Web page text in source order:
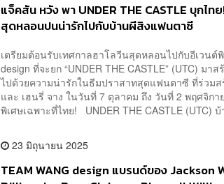
แจ็คสัน หวัง พา UNDER THE CASTLE บุกไ
สุดหลอนปนน่ารักไปกับบ้านผีสิงแฟนตาซี
เตรียมต้อนรับเทศกาลฮาโลวีนสุดหลอนไปกับอีเวนต์พิ
design ที่จะยก “UNDER THE CASTLE” (UTC) ม
ไปด้วยความน่ารักในธีมปราสาทสุดแฟนตาซี ที่ร่วมส
และ เฮนรี่ จาง ในวันที่ 7 ตุลาคม ถึง วันที่ 2 พฤศจิกา
พิเศษเฉพาะที่ไทย! UNDER THE CASTLE (UTC)
23 มิถุนายน 2025
TEAM WANG design แบรนด์ของ Jackson